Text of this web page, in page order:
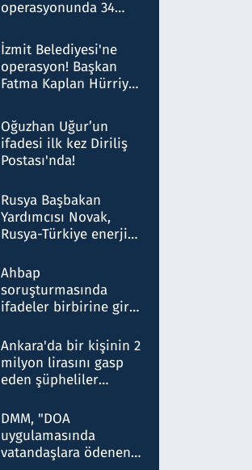
operasyonunda 34
Milyar liralık para
trafiği tespit edildi
İzmit Belediyesi'ne
operasyon! Başkan
Fatma Kaplan Hürriyet
Oğuzhan Uğur’un
ifadesi ilk kez Diriliş
Postası'nda!
Rusya Başbakan
Yardımcısı Novak,
Rusya-Türkiye enerji
nitelikte olduğunu
belirtti
Ahbap
soruşturmasında
ifadeler birbirine girdi:
ifadelerinden ortaya
çıkan tablo şok etti
Ankara'da bir kişinin 2
milyon lirasını gasp
eden şüpheliler
DMM, "DOA
uygulamasında
vatandaşlara ödenen